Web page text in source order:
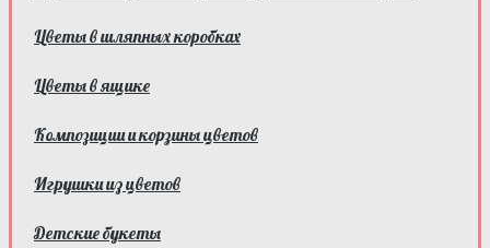
Цветы в шляпных коробках
Цветы в ящике
Композиции и корзины цветов
Игрушки из цветов
Детские букеты